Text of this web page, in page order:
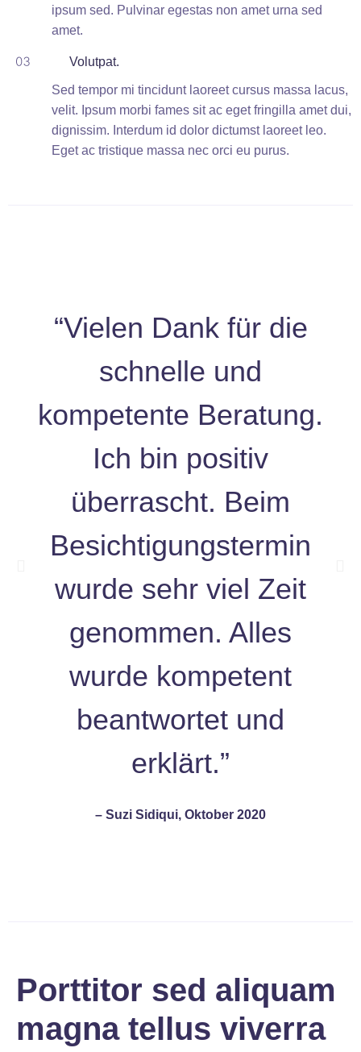
ipsum sed. Pulvinar egestas non amet urna sed
amet.
Volutpat.
Sed tempor mi tincidunt laoreet cursus massa lacus,
velit. Ipsum morbi fames sit ac eget fringilla amet dui,
dignissim. Interdum id dolor dictumst laoreet leo.
Eget ac tristique massa nec orci eu purus.
“Vielen Dank für die
schnelle und
kompetente Beratung.
Ich bin positiv
überrascht. Beim
Besichtigungstermin
wurde sehr viel Zeit
genommen. Alles
wurde kompetent
beantwortet und
erklärt.”
– Suzi Sidiqui, Oktober 2020
Porttitor sed aliquam
magna tellus viverra